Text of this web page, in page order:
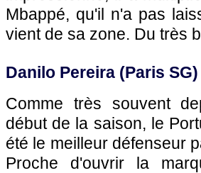
Mbappé, qu'il n'a pas
vient de sa zone. Du très
Danilo Pereira (Paris SG)
Comme très souvent
début de la saison, le
été le meilleur défenseur
Proche d'ouvrir la